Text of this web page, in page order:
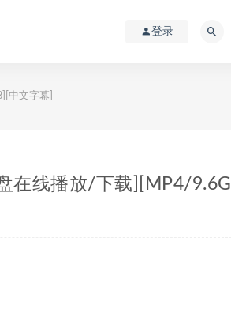
登录
中文字幕]
在线播放/下载][MP4/9.6G